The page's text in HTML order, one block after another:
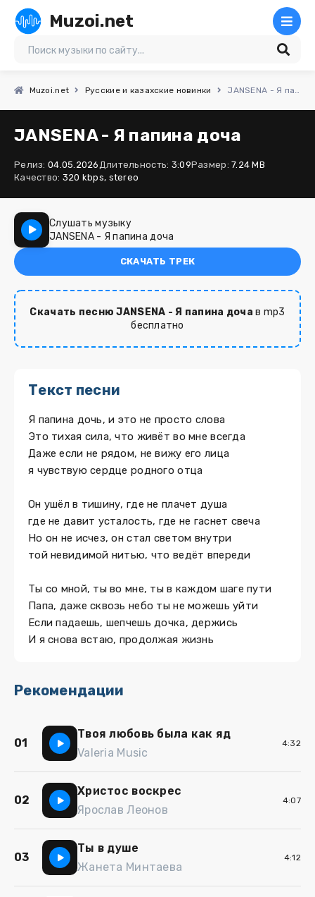
Muzoi.net
Muzoi.net Русские и казахские новинки JANSENA - Я папина доча
JANSENA - Я папина доча
Релиз: 04.05.2026Длительность: 3:09Размер: 7.24 MB
Качество: 320 kbps, stereo
Слушать музыку
JANSENA - Я папина доча
СКАЧАТЬ ТРЕК
Скачать песню JANSENA - Я папина доча в mp3
бесплатно
Текст песни
Я папина дочь, и это не просто слова
Это тихая сила, что живёт во мне всегда
Даже если не рядом, не вижу его лица
я чувствую сердце родного отца
Он ушёл в тишину, где не плачет душа
где не давит усталость, где не гаснет свеча
Но он не исчез, он стал светом внутри
той невидимой нитью, что ведёт впереди
Ты со мной, ты во мне, ты в каждом шаге пути
Папа, даже сквозь небо ты не можешь уйти
Если падаешь, шепчешь дочка, держись
И я снова встаю, продолжая жизнь
Рекомендации
01
Твоя любовь была как яд
Valeria Music
4:32
02
Христос воскрес
Ярослав Леонов
4:07
03
Ты в душе
Жанета Минтаева
4:12